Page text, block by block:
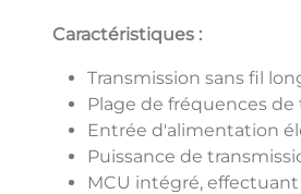
Caractéristiques :
Transmission sans fil
Plage de fréquences de
Entrée d'alimentation
Puissance de
MCU intégré,